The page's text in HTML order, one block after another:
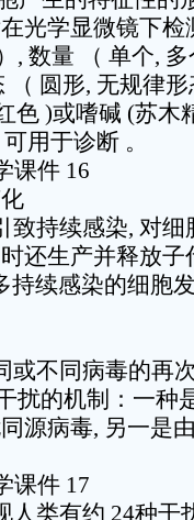
光学显微镜下检
, 数量 （ 单个, 多
（ 圆形, 无规律形
色 )或嗜碱 (苏木
用于诊断 。
课件 16
致持续感染, 对细
还生产并释放子
持续感染的细胞
或不同病毒的再
扰的机制：一种
源病毒, 另一是
课件 17
人类有约 24种干